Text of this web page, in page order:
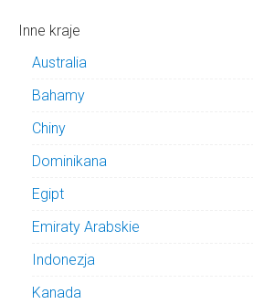
Inne kraje
Australia
Bahamy
Chiny
Dominikana
Egipt
Emiraty Arabskie
Indonezja
Kanada